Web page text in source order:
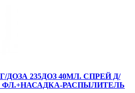
ДОЗА 235ДОЗ 40МЛ. СПРЕЙ Д/
ФЛ.+НАСАДКА-РАСПЫЛИТЕЛЬ